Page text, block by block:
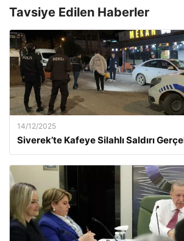
Tavsiye Edilen Haberler
14/12/2025
Siverek’te Kafeye Silahlı Saldırı